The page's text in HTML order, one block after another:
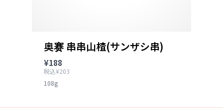
奥赛 串串山楂(サンザシ串)
¥188
税込¥203
108g